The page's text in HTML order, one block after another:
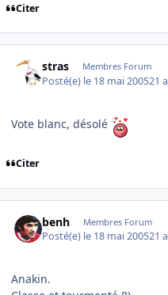
Citer
stras Membres Forum
Posté(e) le 18 mai 200521 a
Vote blanc, désolé
Citer
benh Membres Forum
Posté(e) le 18 mai 200521 a
Anakin.